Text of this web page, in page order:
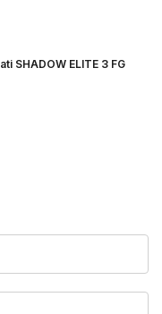
SHADOW ELITE 3 FG